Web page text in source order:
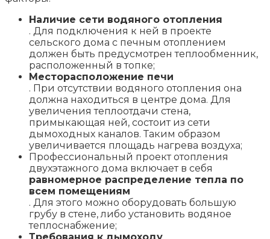
Наличие сети водяного отопления
. Для подключения к ней в проекте
сельского дома с печным отоплением
должен быть предусмотрен теплообменник,
расположенный в топке;
Месторасположение печи
. При отсутствии водяного отопления она
должна находиться в центре дома. Для
увеличения теплоотдачи стена,
примыкающая ней, состоит из сети
дымоходных каналов. Таким образом
увеличивается площадь нагрева воздуха;
Профессиональный проект отопления
двухэтажного дома включает в себя
равномерное распределение тепла по
всем помещениям
. Для этого можно оборудовать большую
грубу в стене, либо установить водяное
теплоснабжение;